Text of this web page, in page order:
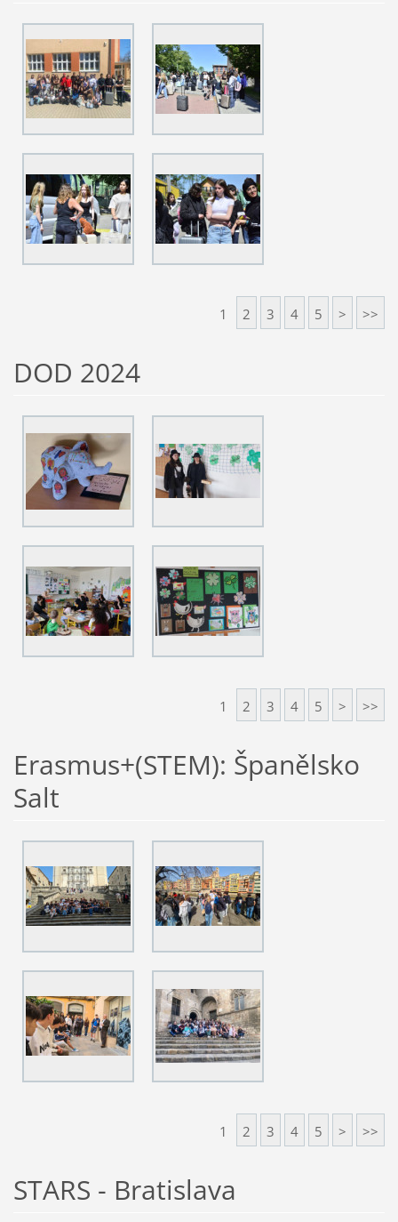
1 2 3 4 5 > >>
DOD 2024
1 2 3 4 5 > >>
Erasmus+(STEM): Španělsko
Salt
1 2 3 4 5 > >>
STARS - Bratislava